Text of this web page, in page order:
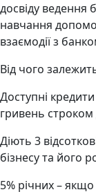
досвіду ведення
навчання
взаємодії з
Від чого
Доступні
гривень строком
Діють 3
бізнесу та його
5% річних –